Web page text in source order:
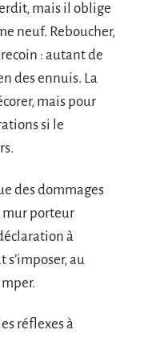
mais il oblige
neuf. Reboucher,
: autant de
des ennuis. La
mais pour
si le
des dommages
mur porteur
à
s’imposer, au
réflexes à